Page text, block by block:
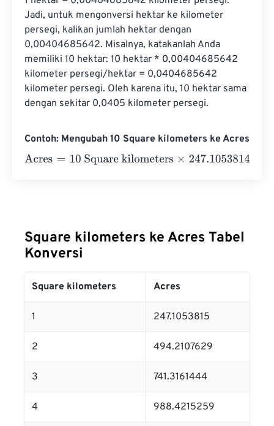
Jadi, untuk mengonversi hektar ke kilometer
persegi, kalikan jumlah hektar dengan
0,00404685642. Misalnya, katakanlah Anda
memiliki 10 hektar: 10 hektar * 0,00404685642
kilometer persegi/hektar = 0,0404685642
kilometer persegi. Oleh karena itu, 10 hektar sama
dengan sekitar 0,0405 kilometer persegi.
Contoh: Mengubah 10 Square kilometers ke Acres
Acres= 10 Square kilometers×247.10538146717=
Square kilometers ke Acres Tabel
Konversi
Square kilometers Acres
1 247.1053815
2 494.2107629
3 741.3161444
4 988.4215259